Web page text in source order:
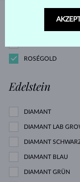
ROSÉGOLD
Edelstein
DIAMANT
DIAMANT LAB
DIAMANT
DIAMANT BLAU
DIAMANT GRÜN